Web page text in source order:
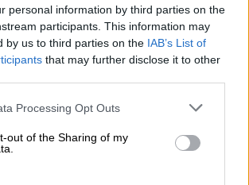
personal information by third parties on the
participants. This information may
by us to third parties on the IAB’s List of
that may further disclose it to other
Processing Opt Outs
out of the Sharing of my
https://lenovo.com
https://support.lenovo.com/pl/pl/